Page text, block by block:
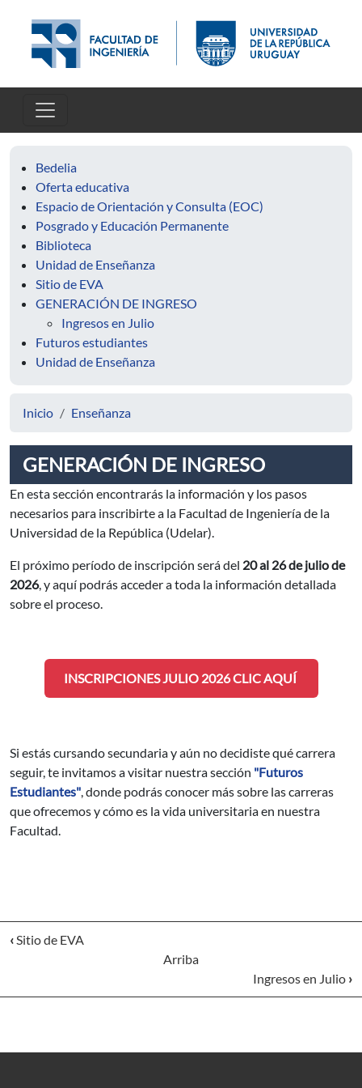
Bedelia
Oferta educativa
Espacio de Orientación y Consulta (EOC)
Posgrado y Educación Permanente
Biblioteca
Unidad de Enseñanza
Sitio de EVA
GENERACIÓN DE INGRESO
Ingresos en Julio
Futuros estudiantes
Unidad de Enseñanza
Inicio Enseñanza
GENERACIÓN DE INGRESO
En esta sección encontrarás la información y los pasos
necesarios para inscribirte a la Facultad de Ingeniería de la
Universidad de la República (Udelar).
El próximo período de inscripción será del 20 al 26 de juliode
2026, y aquí podrás acceder a toda la información detallada
sobre el proceso.
INSCRIPCIONES JULIO 2026 CLIC AQUÍ
Si estás cursando secundaria y aún no decidiste qué carrera
seguir, te invitamos a visitar nuestra sección "Futuros
Estudiantes", donde podrás conocer más sobre las carreras
que ofrecemos y cómo es la vida universitaria en nuestra
Facultad.
‹Sitio de EVA
Arriba
Ingresos en Julio ›